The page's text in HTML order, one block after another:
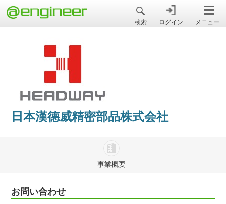
検索 ログイン メニュー
日本漢德威精密部品株式会社
事業概要
お問い合わせ